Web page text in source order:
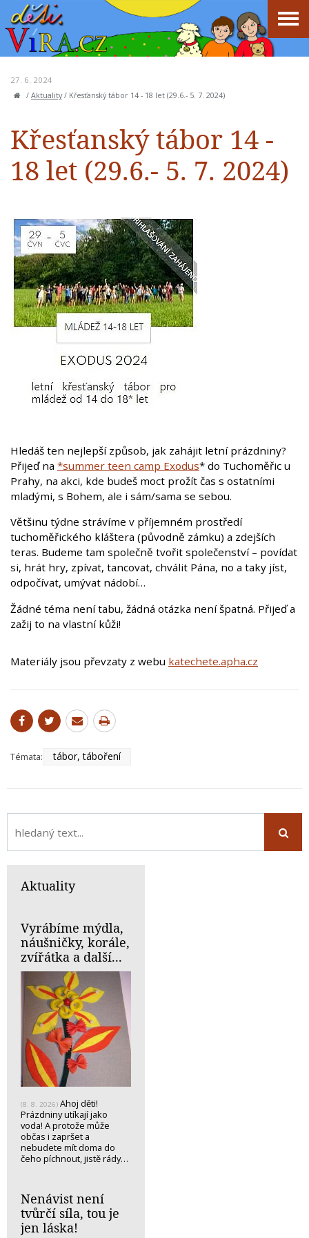
27. 6. 2024
/ Aktuality/ Křesťanský tábor 14 - 18 let (29.6.- 5. 7. 2024)
Křesťanský tábor 14 -
18 let (29.6.- 5. 7. 2024)
Hledáš ten nejlepší způsob, jak zahájit letní prázdniny?
Přijeď na *summer teen camp Exodus* do Tuchoměřic u
Prahy, na akci, kde budeš moct prožít čas s ostatními
mladými, s Bohem, ale i sám/sama se sebou.
Většinu týdne strávíme v příjemném prostředí
tuchoměřického kláštera (původně zámku) a zdejších
teras. Budeme tam společně tvořit společenství – povídat
si, hrát hry, zpívat, tancovat, chválit Pána, no a taky jíst,
odpočívat, umývat nádobí…
Žádné téma není tabu, žádná otázka není špatná. Přijeď a
zažij to na vlastní kůži!
Materiály jsou převzaty z webu katechete.apha.cz
Témata: tábor, táboření
Aktuality
Vyrábíme mýdla,
náušničky, korále,
zvířátka a další...
(8. 8. 2026) Ahoj děti!
Prázdniny utíkají jako
voda! A protože může
občas i zapršet a
nebudete mít doma do
čeho píchnout, jistě rády…
Nenávist není
tvůrčí síla, tou je
jen láska!